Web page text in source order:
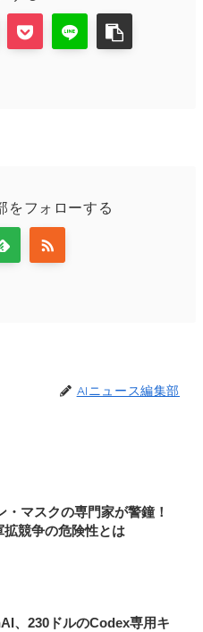
をフォローする
AIニュース編集部
・マスクの専門家が警鐘！
拡競争の危険性とは
、230ドルのCodex専用キ